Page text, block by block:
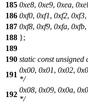
185 0xe8, 0xe9, 0xea,
186 0xf0, 0xf1, 0xf2, 0xf3,
187 0xf8, 0xf9, 0xfa, 0xfb,
188 };
189
190 static const unsigned
191
0x00, 0x01, 0x02,
*/
192
0x08, 0x09, 0x0a,
*/